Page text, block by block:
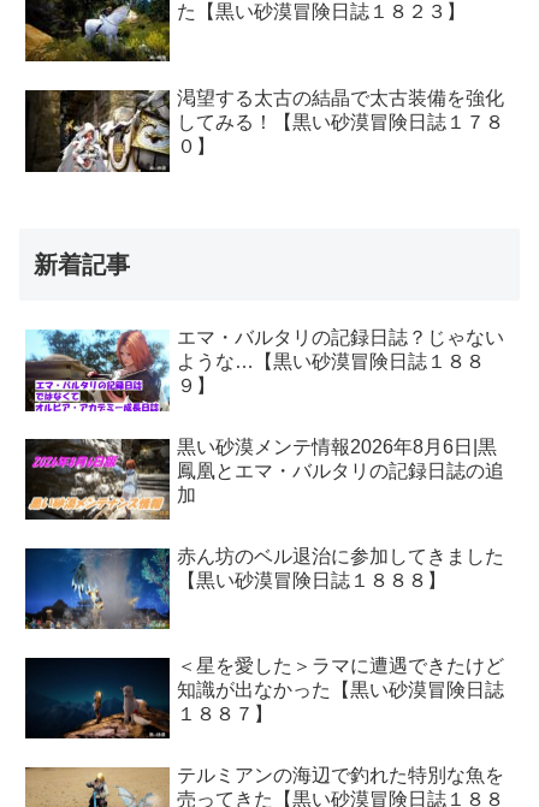
た【黒い砂漠冒険日誌１８２３】
渇望する太古の結晶で太古装備を強化
してみる！【黒い砂漠冒険日誌１７８
０】
新着記事
エマ・バルタリの記録日誌？じゃない
ような…【黒い砂漠冒険日誌１８８
９】
黒い砂漠メンテ情報2026年8月6日|黒
鳳凰とエマ・バルタリの記録日誌の追
加
赤ん坊のベル退治に参加してきました
【黒い砂漠冒険日誌１８８８】
＜星を愛した＞ラマに遭遇できたけど
知識が出なかった【黒い砂漠冒険日誌
１８８７】
テルミアンの海辺で釣れた特別な魚を
売ってきた【黒い砂漠冒険日誌１８８